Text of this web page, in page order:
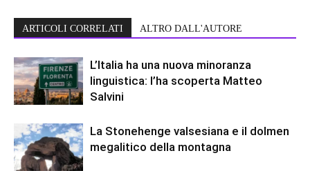
ARTICOLI CORRELATI ALTRO DALL'AUTORE
L’Italia ha una nuova minoranza
linguistica: l’ha scoperta Matteo
Salvini
La Stonehenge valsesiana e il dolmen
megalitico della montagna